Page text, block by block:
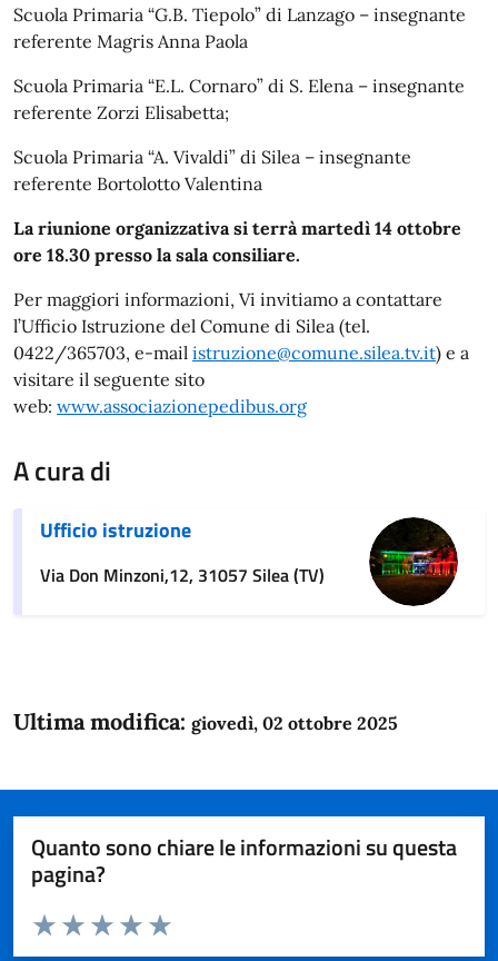
Scuola Primaria “G.B. Tiepolo” di Lanzago – insegnante
referente Magris Anna Paola
Scuola Primaria “E.L. Cornaro” di S. Elena – insegnante
referente Zorzi Elisabetta;
Scuola Primaria “A. Vivaldi” di Silea – insegnante
referente Bortolotto Valentina
La riunione organizzativa si terrà martedì 14 ottobre
ore 18.30 presso la sala consiliare.
Per maggiori informazioni, Vi invitiamo a contattare
l’Ufficio Istruzione del Comune di Silea (tel.
0422/365703, e-mail istruzione@comune.silea.tv.it) e a
visitare il seguente sito
web: www.associazionepedibus.org
A cura di
Ufficio istruzione
Via Don Minzoni,12, 31057 Silea (TV)
Ultima modifica: giovedì, 02 ottobre 2025
Quanto sono chiare le informazioni su questa
pagina?
Domanda
Valuta da 1 a 5 stelle la pagina
Valuta 5 stelle su 5
Valuta 4 stelle su 5
Valuta 3 stelle su 5
Valuta 2 stelle su 5
Valuta 1 stelle su 5